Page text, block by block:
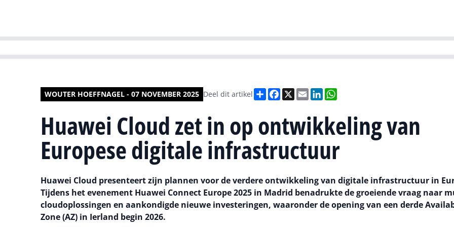
WOUTER HOEFFNAGEL - 07 NOVEMBER 2025 Deel dit artikel DeelFacebook
X EmailLinkedIn
Huawei Cloud zet in op ontwikkeling van
Europese digitale infrastructuur
Huawei Cloud presenteert zijn plannen voor de verdere ontwikkeling van digitale infrastructuur in
Tijdens het evenement Huawei Connect Europe 2025 in Madrid benadrukte de groeiende vraag naar
cloudoplossingen en aankondigde nieuwe investeringen, waaronder de opening van een derde
Zone (AZ) in Ierland begin 2026.